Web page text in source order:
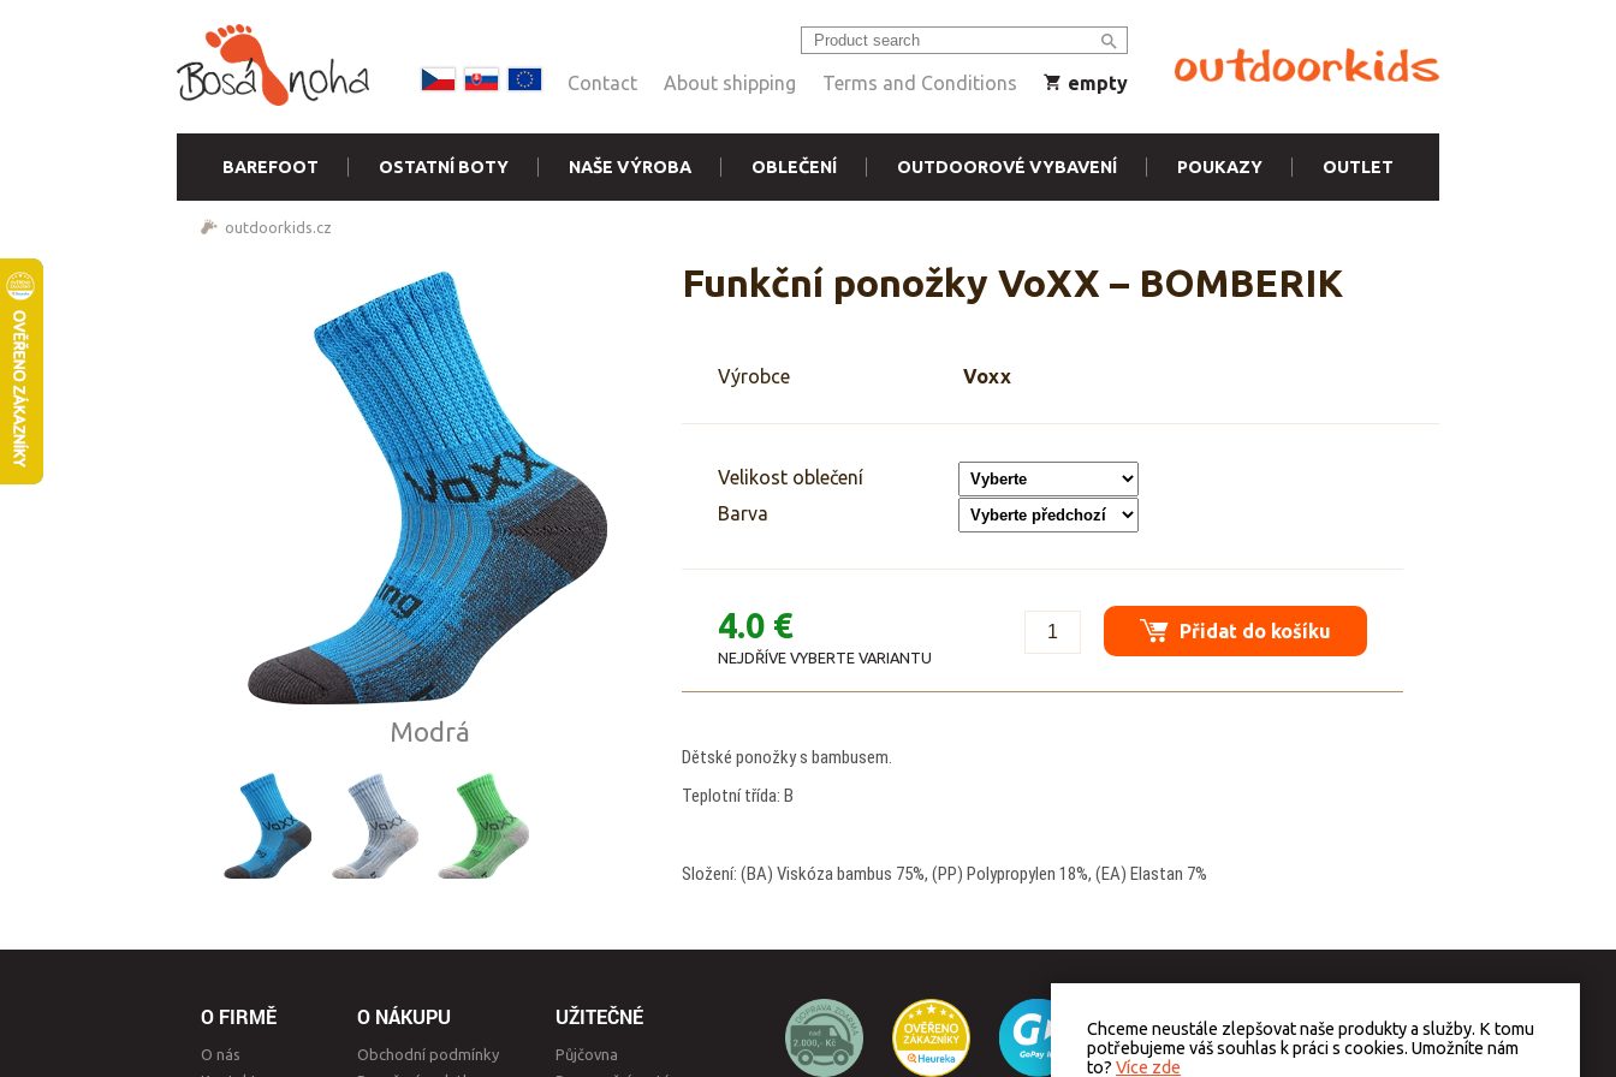
Contact About shipping Terms and Conditions empty
BAREFOOT OSTATNÍ BOTY NAŠE VÝROBA OBLEČENÍ OUTDOOROVÉ VYBAVENÍ POUKAZY OUTLET
outdoorkids.cz
Funkční ponožky VoXX – BOMBERIK
Modrá
Výrobce Voxx
Velikost oblečení
Barva
4.0 €
NEJDŘÍVE VYBERTE VARIANTU
Přidat do košíku
Dětské ponožky s bambusem.
Teplotní třída: B
Složení: (BA) Viskóza bambus 75%, (PP) Polypropylen 18%, (EA) Elastan 7%
O FIRMĚ
O nás
O NÁKUPU
Obchodní podmínky
UŽITEČNÉ
Půjčovna
Chceme neustále zlepšovat naše produkty a služby. K tomu
potřebujeme váš souhlas k práci s cookies. Umožníte nám
to? Více zde